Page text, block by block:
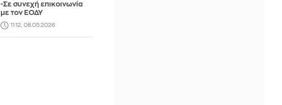
-Σε συνεχή επικοινωνία
με τον ΕΟΔΥ
11:12, 08.05.2026